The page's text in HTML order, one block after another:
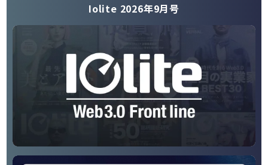
Iolite 2026年9月号